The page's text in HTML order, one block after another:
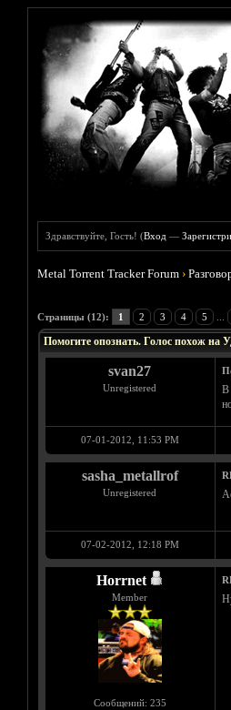
Здравствуйте, Гость! (Вход —
Metal Torrent Tracker Forum ›
Страницы (12): 1 2 3 4 5
1
2
3
4
5
Помогите опознать. Голос похож на
svan27
Unregistered
В
07-01-2012, 11:53 PM
sasha_metallrof
Unregistered
07-02-2012, 12:18 PM
Horrnet
Member
Сообщений: 235